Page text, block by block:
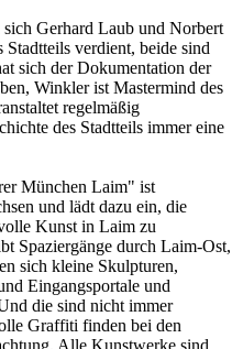
sich Gerhard Laub und Norbert
verdient, beide sind
sich der Dokumentation der
Winkler ist Mastermind des
regelmäßig
des Stadtteils immer eine
München Laim" ist
und lädt dazu ein, die
Kunst in Laim zu
Spaziergänge durch Laim-Ost,
sich kleine Skulpturen,
Eingangsportale und
die sind nicht immer
Graffiti finden bei den